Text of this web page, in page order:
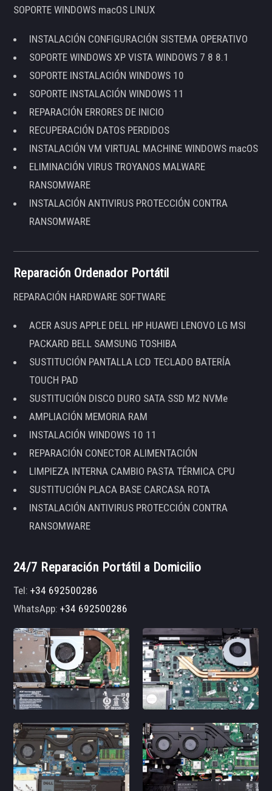
SOPORTE WINDOWS macOS LINUX
INSTALACIÓN CONFIGURACIÓN SISTEMA OPERATIVO
SOPORTE WINDOWS XP VISTA WINDOWS 7 8 8.1
SOPORTE INSTALACIÓN WINDOWS 10
SOPORTE INSTALACIÓN WINDOWS 11
REPARACIÓN ERRORES DE INICIO
RECUPERACIÓN DATOS PERDIDOS
INSTALACIÓN VM VIRTUAL MACHINE WINDOWS macOS
ELIMINACIÓN VIRUS TROYANOS MALWARE
RANSOMWARE
INSTALACIÓN ANTIVIRUS PROTECCIÓN CONTRA
RANSOMWARE
Reparación Ordenador Portátil
REPARACIÓN HARDWARE SOFTWARE
ACER ASUS APPLE DELL HP HUAWEI LENOVO LG MSI
PACKARD BELL SAMSUNG TOSHIBA
SUSTITUCIÓN PANTALLA LCD TECLADO BATERÍA
TOUCH PAD
SUSTITUCIÓN DISCO DURO SATA SSD M2 NVMe
AMPLIACIÓN MEMORIA RAM
INSTALACIÓN WINDOWS 10 11
REPARACIÓN CONECTOR ALIMENTACIÓN
LIMPIEZA INTERNA CAMBIO PASTA TÉRMICA CPU
SUSTITUCIÓN PLACA BASE CARCASA ROTA
INSTALACIÓN ANTIVIRUS PROTECCIÓN CONTRA
RANSOMWARE
24/7 Reparación Portátil a Domicilio
Tel:+34 692500286
WhatsApp:+34 692500286